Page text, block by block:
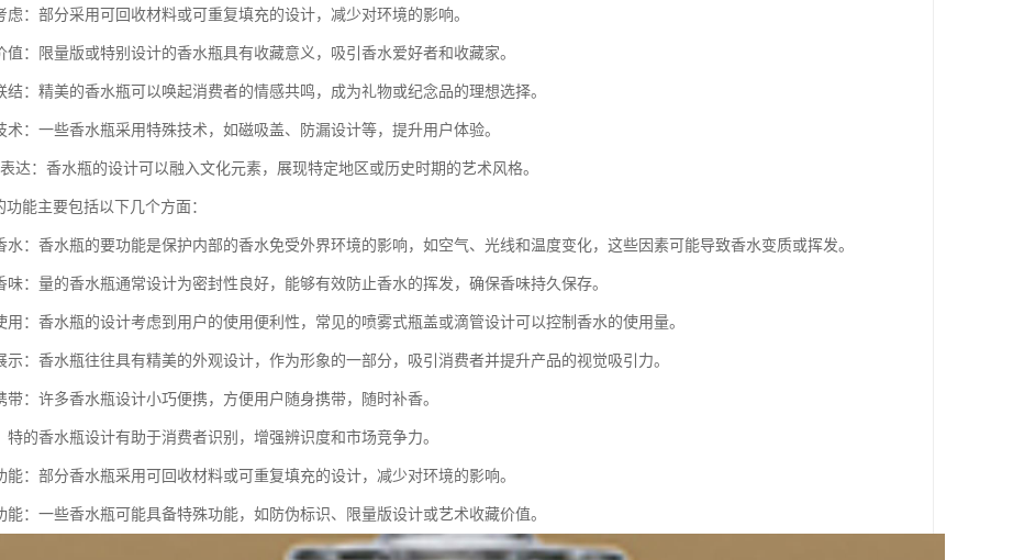
虑：部分采用可回收材料或可重复填充的设计，减少对环境的影响。
值：限量版或特别设计的香水瓶具有收藏意义，吸引香水爱好者和收藏家。
结：精美的香水瓶可以唤起消费者的情感共鸣，成为礼物或纪念品的理想选择。
术：一些香水瓶采用特殊技术，如磁吸盖、防漏设计等，提升用户体验。
达：香水瓶的设计可以融入文化元素，展现特定地区或历史时期的艺术风格。
功能主要包括以下几个方面：
水：香水瓶的要功能是保护内部的香水免受外界环境的影响，如空气、光线和温度变化，这些因素可能导致香水变质或挥发。
味：量的香水瓶通常设计为密封性良好，能够有效防止香水的挥发，确保香味持久保存。
用：香水瓶的设计考虑到用户的使用便利性，常见的喷雾式瓶盖或滴管设计可以控制香水的使用量。
示：香水瓶往往具有精美的外观设计，作为形象的一部分，吸引消费者并提升产品的视觉吸引力。
带：许多香水瓶设计小巧便携，方便用户随身携带，随时补香。
特的香水瓶设计有助于消费者识别，增强辨识度和市场竞争力。
能：部分香水瓶采用可回收材料或可重复填充的设计，减少对环境的影响。
能：一些香水瓶可能具备特殊功能，如防伪标识、限量版设计或艺术收藏价值。